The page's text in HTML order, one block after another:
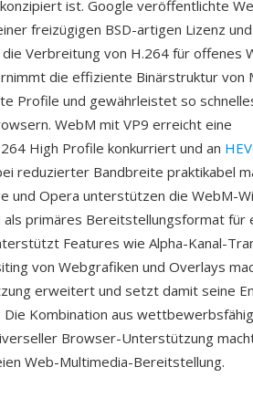
ist. Google veröffentlichte
freizügigen BSD-artigen Lizenz
Verbreitung von H.264 für offenes
die effiziente Binärstruktur von
Profile und gewährleistet so
WebM mit VP9 erreicht eine
High Profile konkurriert und an
reduzierter Bandbreite praktikabel
und Opera unterstützen die WebM-
primäres Bereitstellungsformat für
Features wie Alpha-Kanal-
von Webgrafiken und Overlays
erweitert und setzt damit seine
Kombination aus
Browser-Unterstützung
Web-Multimedia-Bereitstellung.